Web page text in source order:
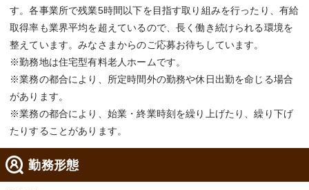
す。各事業所で残業5時間以下を目指す取り組みを行ったり、有給
取得率も業界平均を超えているので、長く働き続けられる環境を
整えています。みなさまからのご応募お待ちしています。
※勤務地は住宅型有料老人ホームです。
※業務の都合により、所定時間外の勤務や休日出勤を命じる場合
があります。
※業務の都合により、始業・終業時刻を繰り上げたり、繰り下げ
たりすることがあります。
勤務形態